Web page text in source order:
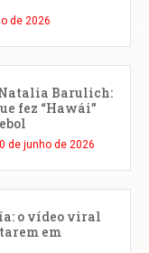
de 2026
Barulich:
fez “Hawái”
de junho de 2026
o vídeo viral
em